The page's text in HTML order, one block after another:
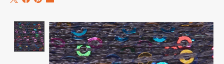
Product image slideshow Items